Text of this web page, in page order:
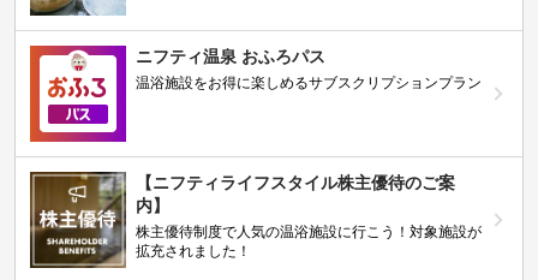
ニフティ温泉 おふろパス
温浴施設をお得に楽しめるサブスクリプションプラン
【ニフティライフスタイル株主優待のご案
内】
株主優待制度で人気の温浴施設に行こう！対象施設が
拡充されました！